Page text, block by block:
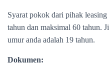
Syarat pokok dari pihak
tahun dan maksimal 60 tahun.
umur anda adalah 19 tahun.
Dokumen: